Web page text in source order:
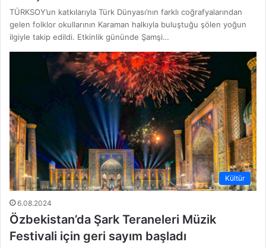
TÜRKSOY’un katkılarıyla Türk Dünyası’nın farklı coğrafyalarından
gelen folklor okullarının Karaman halkıyla buluştuğu şölen yoğun
ilgiyle takip edildi. Etkinlik gününde Şamşi…
Kültür
6.08.2024
Özbekistan’da Şark Teraneleri Müzik
Festivali için geri sayım başladı